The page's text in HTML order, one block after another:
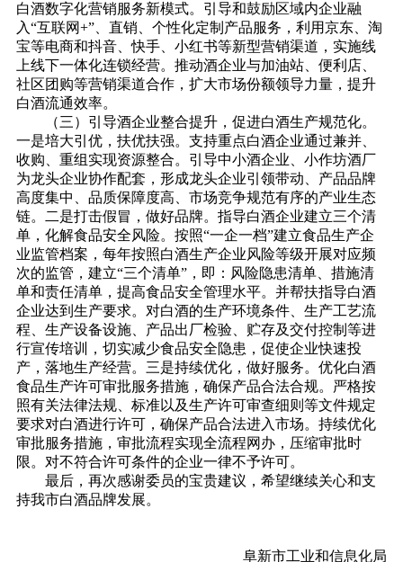
白酒数字化营销服务新模式。引导和鼓励区域内企业融
入“互联网+”、直销、个性化定制产品服务，利用京东、淘
宝等电商和抖音、快手、小红书等新型营销渠道，实施线
上线下一体化连锁经营。推动酒企业与加油站、便利店、
社区团购等营销渠道合作，扩大市场份额领导力量，提升
白酒流通效率。
（三）引导酒企业整合提升，促进白酒生产规范化。
一是培大引优，扶优扶强。支持重点白酒企业通过兼并、
收购、重组实现资源整合。引导中小酒企业、小作坊酒厂
为龙头企业协作配套，形成龙头企业引领带动、产品品牌
高度集中、品质保障度高、市场竞争规范有序的产业生态
链。二是打击假冒，做好品牌。指导白酒企业建立三个清
单，化解食品安全风险。按照“一企一档”建立食品生产企
业监管档案，每年按照白酒生产企业风险等级开展对应频
次的监管，建立“三个清单”，即：风险隐患清单、措施清
单和责任清单，提高食品安全管理水平。并帮扶指导白酒
企业达到生产要求。对白酒的生产环境条件、生产工艺流
程、生产设备设施、产品出厂检验、贮存及交付控制等进
行宣传培训，切实减少食品安全隐患，促使企业快速投
产，落地生产经营。三是持续优化，做好服务。优化白酒
食品生产许可审批服务措施，确保产品合法合规。严格按
照有关法律法规、标准以及生产许可审查细则等文件规定
要求对白酒进行许可，确保产品合法进入市场。持续优化
审批服务措施，审批流程实现全流程网办，压缩审批时
限。对不符合许可条件的企业一律不予许可。
最后，再次感谢委员的宝贵建议，希望继续关心和支
持我市白酒品牌发展。
阜新市工业和信息化局